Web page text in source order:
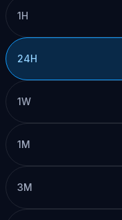
1H
24H
1W
1M
3M